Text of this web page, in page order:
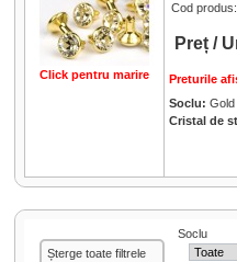
Click pentru marire
Cod produs:
Preț /
Preturile
Soclu:
Cristal de
Șterge toate filtrele
Soclu